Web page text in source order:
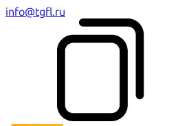
info@tgfl.ru